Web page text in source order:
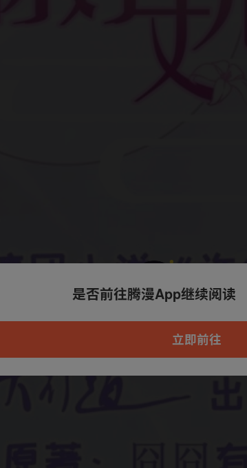
本章节仅支持App阅读，可打开App新用
户7天免费看
是否前往腾漫App继续阅读
立即前往